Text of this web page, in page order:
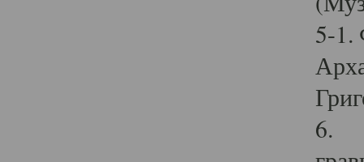
5-1.
6.